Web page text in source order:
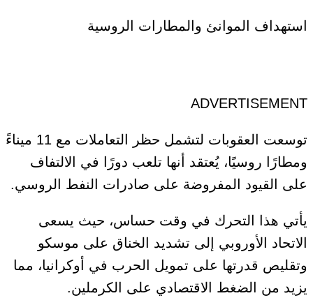
استهداف الموانئ والمطارات الروسية
ADVERTISEMENT
توسعت العقوبات لتشمل حظر التعاملات مع 11 ميناءً
ومطارًا روسيًا، يُعتقد أنها تلعب دورًا في الالتفاف
على القيود المفروضة على صادرات النفط الروسي.
يأتي هذا التحرك في وقت حساس، حيث يسعى
الاتحاد الأوروبي إلى تشديد الخناق على موسكو
وتقليص قدرتها على تمويل الحرب في أوكرانيا، مما
يزيد من الضغط الاقتصادي على الكرملين.